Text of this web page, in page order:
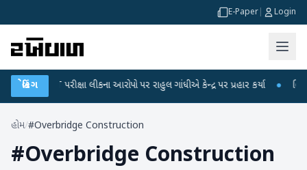
E-Paper Login
બ્રેકિંગ
UGC-NET પરીક્ષા લીકના આરોપો પર રાહુલ ગાંધીએ કેન્દ્ર પર પ્રહાર કર્યા ●
હોમ/#Overbridge Construction
#Overbridge Construction